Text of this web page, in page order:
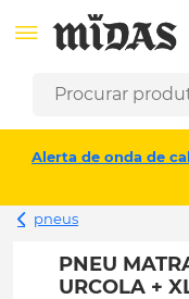
Alerta de onda de
pneus
PNEU
URCOLA +